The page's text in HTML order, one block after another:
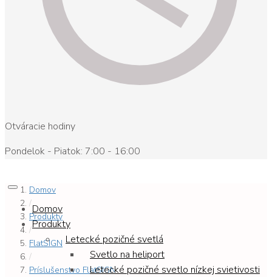
Otváracie hodiny
Pondelok - Piatok: 7:00 - 16:00
Domov
Produkty
Letecké pozičné svetlá
Svetlo na heliport
Letecké pozičné svetlo nízkej svietivosti
Domov
/
Produkty
/
FlatSIGN
/
Príslušenstvo FlatSIGN